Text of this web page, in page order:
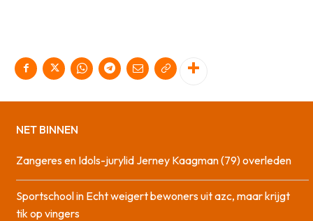
NET BINNEN
Zangeres en Idols-jurylid Jerney Kaagman (79) overleden
Sportschool in Echt weigert bewoners uit azc, maar krijgt
tik op vingers